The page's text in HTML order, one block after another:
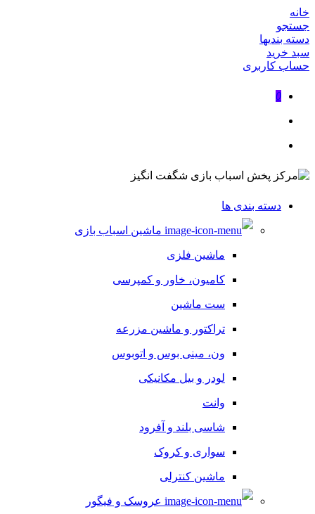
خانه
جستجو
دسته بندیها
سبد خرید
حساب کاربری
0
دسته بندی ها
ماشین اسباب بازی
ماشین فلزی
کامیون، خاور و کمپرسی
ست ماشین
تراکتور و ماشین مزرعه
ون، مینی بوس و اتوبوس
لودر و بیل مکانیکی
وانت
شاسی بلند و آفرود
سواری و کروک
ماشین کنترلی
عروسک و فیگور